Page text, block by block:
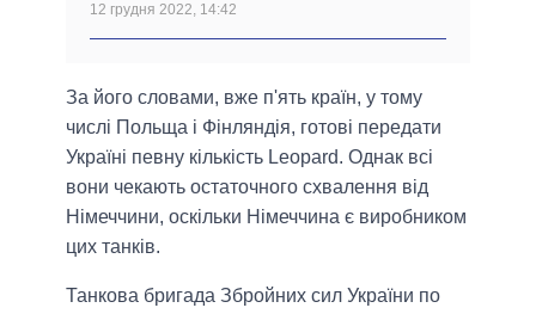
12 грудня 2022, 14:42
За його словами, вже п'ять країн, у тому
числі Польща і Фінляндія, готові передати
Україні певну кількість Leopard. Однак всі
вони чекають остаточного схвалення від
Німеччини, оскільки Німеччина є виробником
цих танків.
Танкова бригада Збройних сил України по